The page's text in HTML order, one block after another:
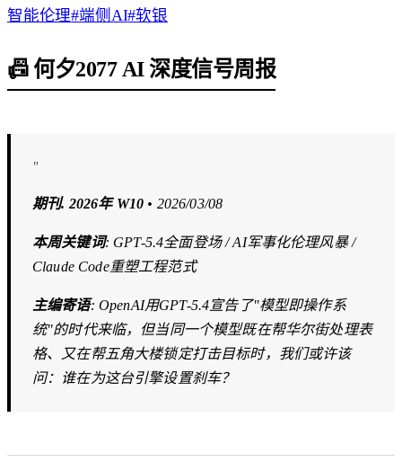
智能伦理#端侧AI#软银
📠 何夕2077 AI 深度信号周报
"
期刊. 2026年 W10 • 2026/03/08
本周关键词: GPT-5.4全面登场 / AI军事化伦理风暴 /
Claude Code重塑工程范式
主编寄语: OpenAI用GPT-5.4宣告了"模型即操作系
统"的时代来临，但当同一个模型既在帮华尔街处理表
格、又在帮五角大楼锁定打击目标时，我们或许该
问：谁在为这台引擎设置刹车？